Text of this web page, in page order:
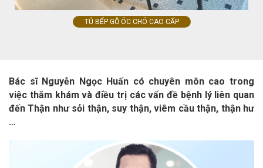
TỦ BẾP GỖ ÓC CHÓ CAO CẤP
Bác sĩ Nguyễn Ngọc Huấn có chuyên môn cao trong
việc thăm khám và điều trị các vấn đề bệnh lý liên quan
đến Thận như sỏi thận, suy thận, viêm cầu thận, thận hư
…